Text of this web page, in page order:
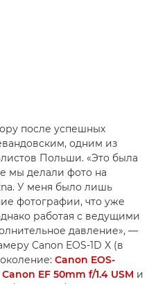
после успешных
одним из
Польши. «Это была
мы делали фото на
У меня было лишь
фотографии, что уже
работая с ведущими
давление», —
Canon EOS-1D X (в
Canon EOS-
Canon EF 50mm f/1.4 USM и